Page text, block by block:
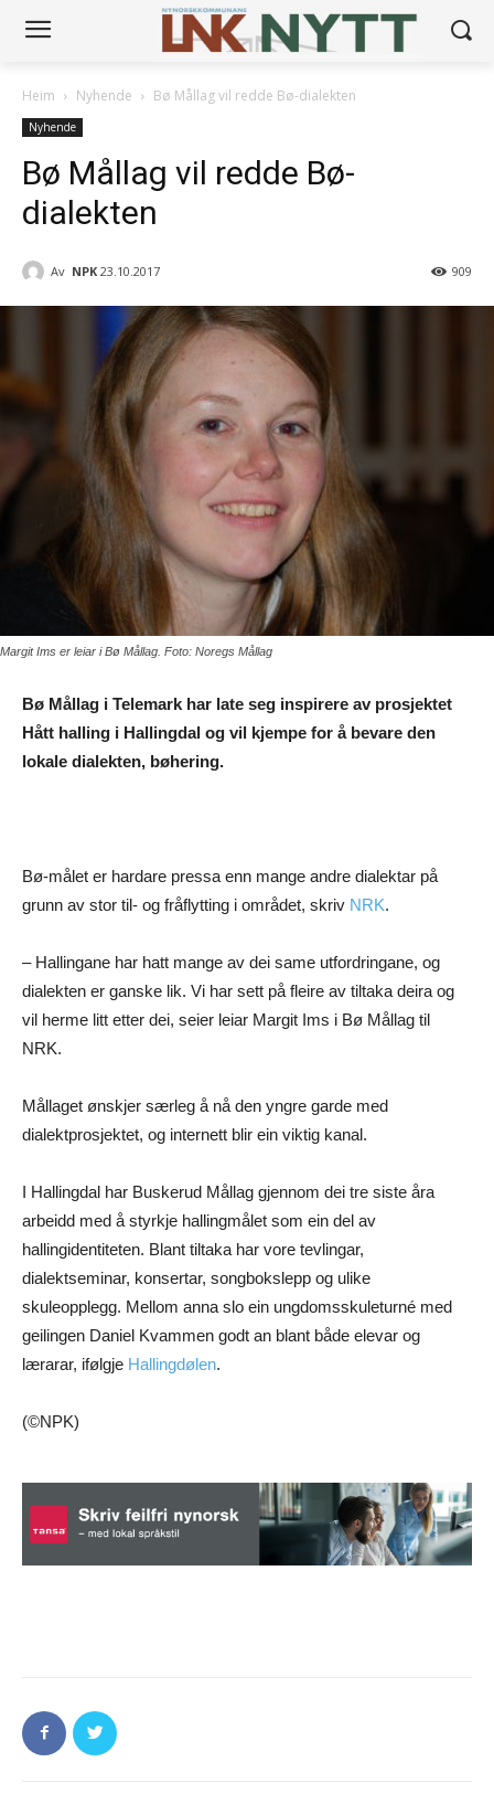
Heim Nyhende Bø Mållag vil redde Bø-dialekten
Nyhende
Bø Mållag vil redde Bø-
dialekten
Av NPK 23.10.2017 909
Margit Ims er leiar i Bø Mållag. Foto: Noregs Mållag
Bø Mållag i Telemark har late seg inspirere av prosjektet
Hått halling i Hallingdal og vil kjempe for å bevare den
lokale dialekten, bøhering.
Bø-målet er hardare pressa enn mange andre dialektar på
grunn av stor til- og fråflytting i området, skriv NRK.
– Hallingane har hatt mange av dei same utfordringane, og
dialekten er ganske lik. Vi har sett på fleire av tiltaka deira og
vil herme litt etter dei, seier leiar Margit Ims i Bø Mållag til
NRK.
Mållaget ønskjer særleg å nå den yngre garde med
dialektprosjektet, og internett blir ein viktig kanal.
I Hallingdal har Buskerud Mållag gjennom dei tre siste åra
arbeidd med å styrkje hallingmålet som ein del av
hallingidentiteten. Blant tiltaka har vore tevlingar,
dialektseminar, konsertar, songbokslepp og ulike
skuleopplegg. Mellom anna slo ein ungdomsskuleturné med
geilingen Daniel Kvammen godt an blant både elevar og
lærarar, ifølgje Hallingdølen.
(©NPK)